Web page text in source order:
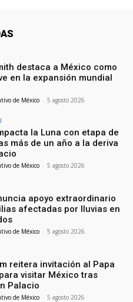
destaca a México como
en la expansión mundial
de México - 5 agosto 2026
la Luna con etapa de
más de un año a la deriva
de México - 5 agosto 2026
apoyo extraordinario
afectadas por lluvias en
de México - 5 agosto 2026
reitera invitación al Papa
visitar México tras
Palacio
de México - 5 agosto 2026